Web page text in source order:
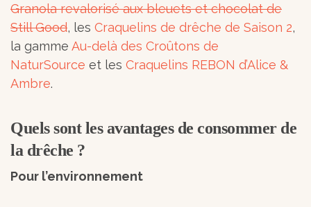
Granola revalorisé aux bleuets et chocolat de
Still Good, les Craquelins de drêche de Saison 2,
la gamme Au-delà des Croûtons de
NaturSource et les Craquelins REBON d’Alice &
Ambre.
Quels sont les avantages de consommer de
la drêche ?
Pour l’environnement